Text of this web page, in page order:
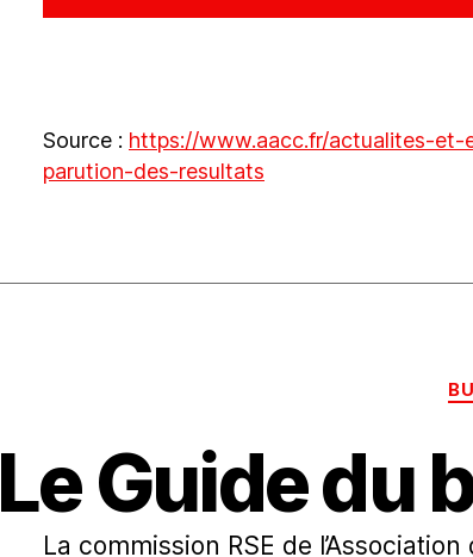
Source : https://www.aacc.fr/actualites-et-
parution-des-resultats
Le Guide du
La commission RSE de